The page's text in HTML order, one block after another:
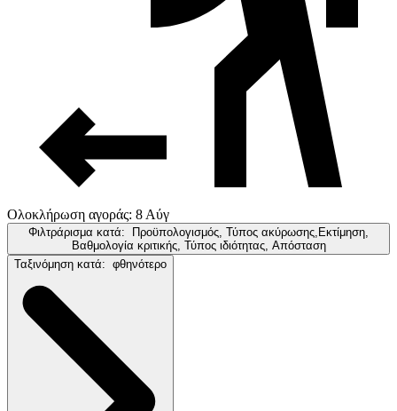
Ολοκλήρωση αγοράς: 8 Αύγ
Φιλτράρισμα κατά: Προϋπολογισμός, Τύπος ακύρωσης,Εκτίμηση,
Βαθμολογία κριτικής, Τύπος ιδιότητας, Απόσταση
Ταξινόμηση κατά: φθηνότερο